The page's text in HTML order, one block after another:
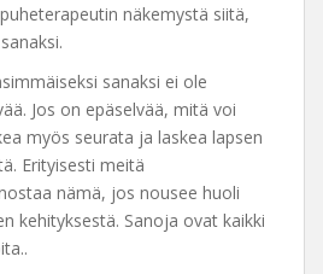
näkemystä siitä,
sanaksi ei ole
Jos on epäselvää, mitä voi
myös seurata ja laskea lapsen
Erityisesti meitä
nämä, jos nousee huoli
kehityksestä. Sanoja ovat kaikki